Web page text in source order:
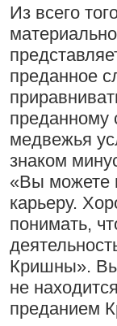
Бог, наука
исполняя
Из всего
преданное
преданному
медвежья
знаком
«Вы можете
карьеру.
понимать,
Кришны». Вы
не
преданием
Молитвы
Чайтанье
Нектар
Шраванам-
Общие
YouTube|
Ссылки
Контакты
Сайт
Войти|